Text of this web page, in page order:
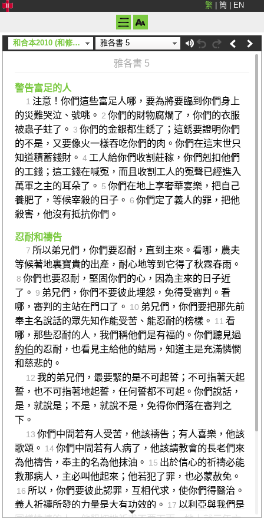
繁 簡 EN
和合本2010 (和修) (神版) 雅各書 5
雅各書 5
警告富足的人
1 注意！你們這些富足人哪，要為將要臨到你們身上
的災難哭泣、號咷。 2 你們的財物腐爛了，你們的衣服
被蟲子蛀了。 3 你們的金銀都生銹了；這銹要證明你們
的不是，又要像火一樣吞吃你們的肉。你們在這末世只
知道積蓄錢財。 4 工人給你們收割莊稼，你們剋扣他們
的工錢；這工錢在喊冤，而且收割工人的冤聲已經進入
萬軍之主的耳朵了。 5 你們在地上享奢華宴樂，把自己
養肥了，等候宰殺的日子。 6 你們定了義人的罪，把他
殺害，他沒有抵抗你們。
忍耐和禱告
7 所以弟兄們，你們要忍耐，直到主來。看哪，農夫
等候著地裏寶貴的出產，耐心地等到它得了秋霖春雨。
8 你們也要忍耐，堅固你們的心，因為主來的日子近
了。 9 弟兄們，你們不要彼此埋怨，免得受審判。看
哪，審判的主站在門口了。 10 弟兄們，你們要把那先前
奉主名說話的眾先知作能受苦、能忍耐的榜樣。 11 看
哪，那些忍耐的人，我們稱他們是有福的。你們聽見過
約伯的忍耐，也看見主給他的結局，知道主是充滿憐憫
和慈悲的。
12 我的弟兄們，最要緊的是不可起誓；不可指著天起
誓，也不可指著地起誓，任何誓都不可起。你們說話，
是，就說是；不是，就說不是，免得你們落在審判之
下。
13 你們中間若有人受苦，他該禱告；有人喜樂，他該
歌頌。 14你們中間若有人病了，他該請教會的長老們來
為他禱告，奉主的名為他抹油。 15 出於信心的祈禱必能
救那病人，主必叫他起來；他若犯了罪，也必蒙赦免。
16 所以，你們要彼此認罪，互相代求，使你們得醫治。
義人祈禱所發的力量是大有功效的。 17 以利亞與我們是
同樣性情的人，他懇切地祈求不要下雨，地上就三年六